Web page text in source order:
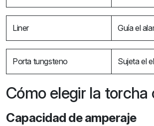
Liner Guía el
Porta tungsteno Sujeta el
Cómo elegir la torcha
Capacidad de amperaje